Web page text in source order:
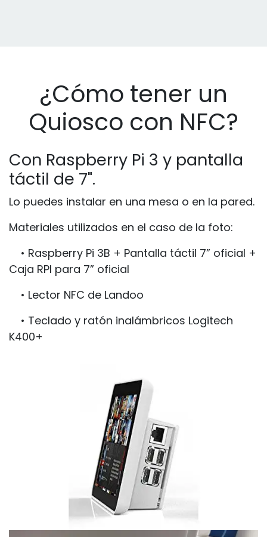
¿Cómo tener un
Quiosco con NFC?
Con Raspberry Pi 3 y pantalla
táctil de 7".
Lo puedes instalar en una mesa o en la pared.
Materiales utilizados en el caso de la foto:
• Raspberry Pi 3B + Pantalla táctil 7” oficial +
Caja RPI para 7” oficial
• Lector NFC de Landoo
• Teclado y ratón inalámbricos Logitech
K400+